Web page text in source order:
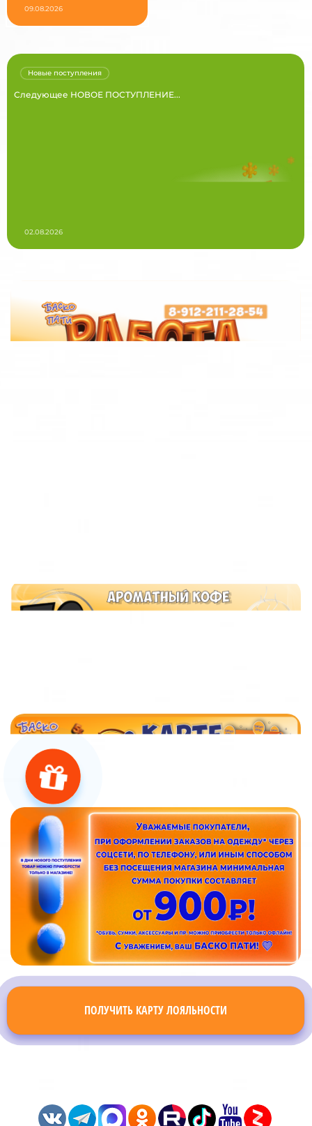
09.08.2026
Следующее НОВОЕ ПОСТУПЛЕНИЕ...
Новые поступления
02.08.2026
ПОЛУЧИТЬ КАРТУ ЛОЯЛЬНОСТИ